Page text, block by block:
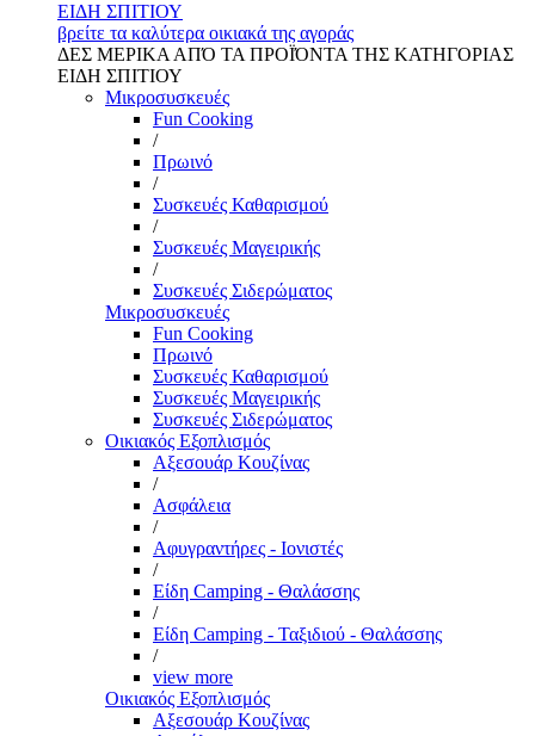
ΕΙΔΗ ΣΠΙΤΙΟΥ
βρείτε τα καλύτερα οικιακά της αγοράς
ΔΕΣ ΜΕΡΙΚΑ ΑΠΌ ΤΑ ΠΡΟΪΌΝΤΑ ΤΗΣ ΚΑΤΗΓΟΡΙΑΣ
ΕΙΔΗ ΣΠΙΤΙΟΥ
Μικροσυσκευές
Fun Cooking
/
Πρωινό
/
Συσκευές Καθαρισμού
/
Συσκευές Μαγειρικής
/
Συσκευές Σιδερώματος
Μικροσυσκευές
Fun Cooking
Πρωινό
Συσκευές Καθαρισμού
Συσκευές Μαγειρικής
Συσκευές Σιδερώματος
Οικιακός Εξοπλισμός
Αξεσουάρ Κουζίνας
/
Ασφάλεια
/
Αφυγραντήρες - Ιονιστές
/
Είδη Camping - Θαλάσσης
/
Είδη Camping - Ταξιδιού - Θαλάσσης
/
view more
Οικιακός Εξοπλισμός
Αξεσουάρ Κουζίνας